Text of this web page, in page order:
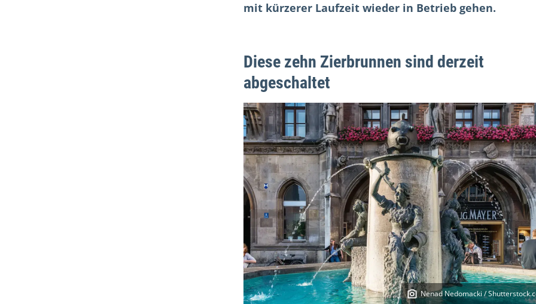
mit kürzerer Laufzeit wieder in Betrieb gehen.
Diese zehn Zierbrunnen sind derzeit
abgeschaltet
Nenad Nedomacki /